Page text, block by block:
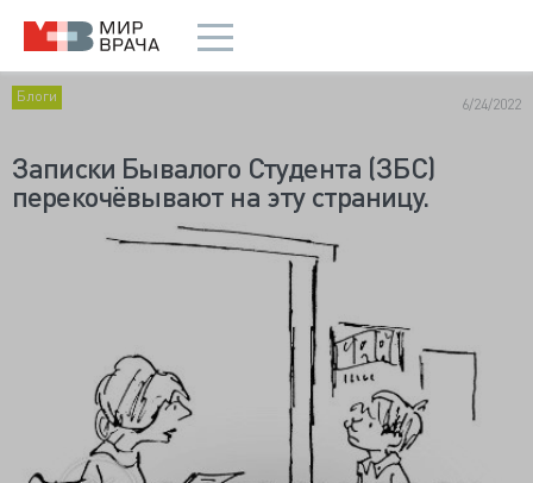
Блоги 6/24/2022
Записки Бывалого Студента (ЗБС)
перекочёвывают на эту страницу.